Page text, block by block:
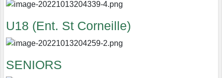
U18 (Ent. St Corneille)
SENIORS